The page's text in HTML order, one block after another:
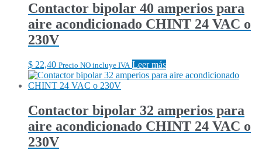
Contactor bipolar 40 amperios para
aire acondicionado CHINT 24 VAC o
230V
$ 22,40 Precio NO incluye IVA Leer más
Contactor bipolar 32 amperios para
aire acondicionado CHINT 24 VAC o
230V